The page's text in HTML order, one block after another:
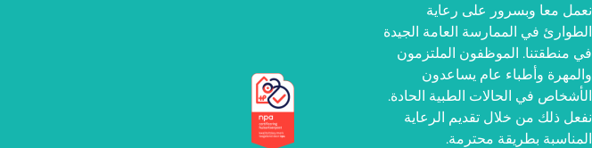
نعمل معا وبسرور على رعاية
الطوارئ في الممارسة العامة الجيدة
في منطقتنا. الموظفون الملتزمون
والمهرة وأطباء عام يساعدون
الأشخاص في الحالات الطبية الحادة.
نفعل ذلك من خلال تقديم الرعاية
المناسبة بطريقة محترمة.